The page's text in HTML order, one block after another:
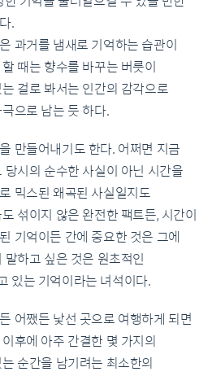
.
과거를 냄새로 기억하는 습관이
때는 향수를 바꾸는 버릇이
걸로 봐서는 인간의 감각으로
으로 남는 듯 하다.
만들어내기도 한다. 어쩌면 지금
시의 순수한 사실이 아닌 시간을
믹스된 왜곡된 사실일지도
섞이지 않은 완전한 팩트든, 시간이
기억이든 간에 중요한 것은 그에
하고 싶은 것은 원초적인
있는 기억이라는 녀석이다.
어쨌든 낯선 곳으로 여행하게 되면
후에 아주 간결한 몇 가지의
순간을 남기려는 최소한의